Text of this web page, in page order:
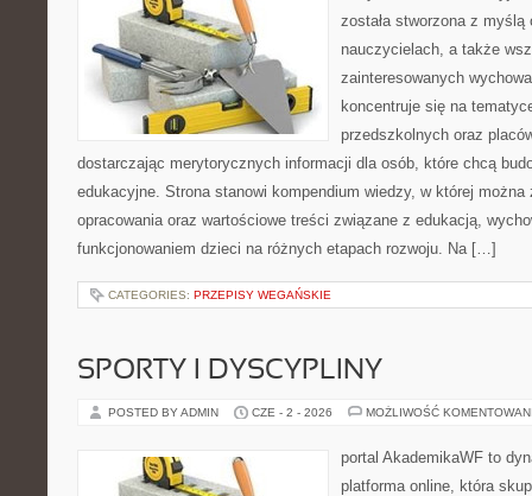
została stworzona z myślą
nauczycielach, a także
zainteresowanych
koncentruje się na
przedszkolnych oraz
dostarczając merytorycznych informacji dla osób, które chcą
edukacyjne. Strona stanowi kompendium wiedzy, w której
opracowania oraz wartościowe treści związane z edukacją,
funkcjonowaniem dzieci na różnych etapach rozwoju. Na […]
CATEGORIES: PRZEPISY WEGAŃSKIE
SPORTY I DYSCYPLINY
POSTED BY ADMIN CZE - 2 - 2026 MOŻLIWOŚĆ
portal AkademikaWF to
platforma online, która